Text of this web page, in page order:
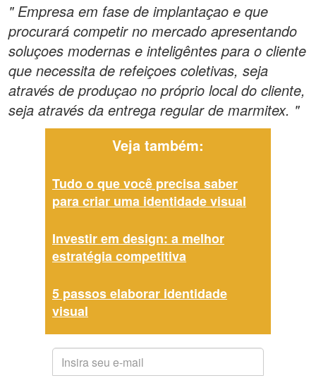
" Empresa em fase de implantaçao e que
procurará competir no mercado apresentando
soluçoes modernas e inteligêntes para o cliente
que necessita de refeiçoes coletivas, seja
através de produçao no próprio local do cliente,
seja através da entrega regular de marmitex. "
Veja também:
Tudo o que você precisa saber
para criar uma identidade visual
Investir em design: a melhor
estratégia competitiva
5 passos elaborar identidade
visual